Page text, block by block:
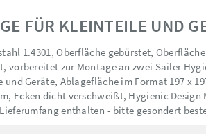
FÜR KLEINTEILE UND
1.4301, Oberfläche gebürstet,
vorbereitet zur Montage an zwei Sailer
und Geräte, Ablagefläche im Format 197 x
Ecken dicht verschweißt, Hygienic
enthalten - bitte gesondert